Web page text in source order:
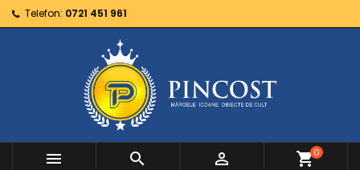
Telefon: 0721 451 961
   shopping_cart0